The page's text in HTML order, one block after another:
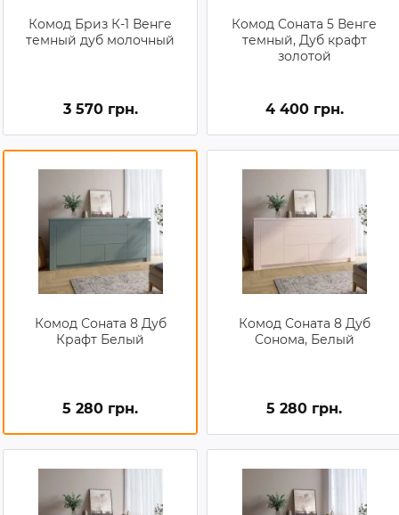
Комод Бриз К-1 Венге
темный дуб молочный
3 570 грн.
Комод Соната 5 Венге
темный, Дуб крафт
золотой
4 400 грн.
Комод Соната 8 Дуб
Крафт Белый
5 280 грн.
Комод Соната 8 Дуб
Сонома, Белый
5 280 грн.